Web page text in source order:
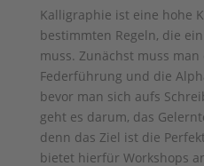
Kalligraphie ist eine hohe
bestimmten Regeln, die
muss. Zunächst muss man
Federführung und die
bevor man sich aufs
geht es darum, das
denn das Ziel ist die
bietet hierfür Workshops